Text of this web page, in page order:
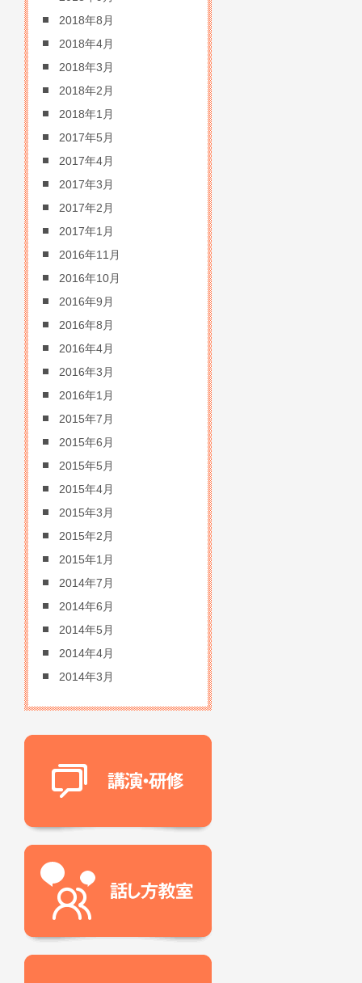
2018年8月
2018年4月
2018年3月
2018年2月
2018年1月
2017年5月
2017年4月
2017年3月
2017年2月
2017年1月
2016年11月
2016年10月
2016年9月
2016年8月
2016年4月
2016年3月
2016年1月
2015年7月
2015年6月
2015年5月
2015年4月
2015年3月
2015年2月
2015年1月
2014年7月
2014年6月
2014年5月
2014年4月
2014年3月